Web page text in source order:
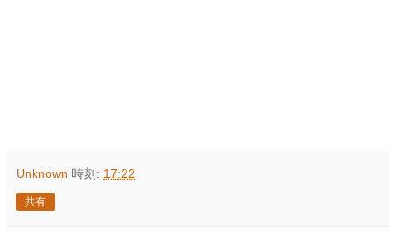
Unknown 時刻: 17:22
共有